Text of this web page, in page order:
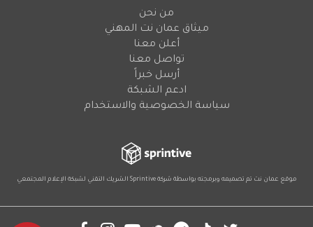
من نحن
ميثاق عمان نت المهني
أعلن معنا
تواصل معنا
أرسل خبراً
ادعم الشبكة
سياسة الخصوصية والاستخدام
موقع عمان نت تم تصميمه وبرمجته بواسطة شركةSprintive الشريك التقني لشبكة الإعلام المجتمعي